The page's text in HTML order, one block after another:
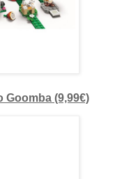
Goomba (9,99€)